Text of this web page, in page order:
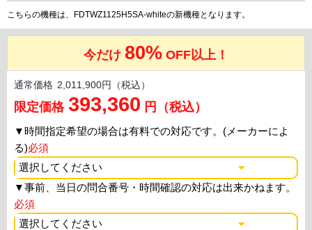
こちらの機種は、FDTWZ1125H5SA-whiteの新機種となります。
今だけ 80% OFF以上！
通常価格 2,011,900円（税込）
限定価格 393,360 円（税込）
▼時間指定希望の場合は有料での対応です。(メーカーによ
る)必須
▼事前、当日の問合番号・時間確認の対応は出来かねます。
必須